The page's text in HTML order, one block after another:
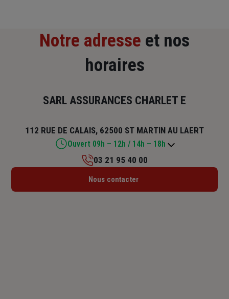
Notre adresse et nos
horaires
SARL ASSURANCES CHARLET E
112 RUE DE CALAIS, 62500 ST MARTIN AU LAERT
Ouvert 09h – 12h / 14h – 18h
Lundi : 10h30 – 12h / 14h – 18h
03 21 95 40 00
Nous contacter